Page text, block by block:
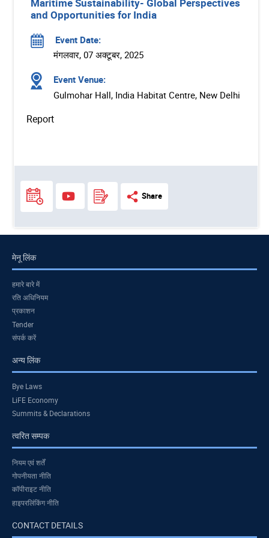
and Opportunities for India
Event Date:
मंगलवार, 07 अक्टूबर, 2025
Event Venue:
Gulmohar Hall, India Habitat Centre, New Delhi
Report
Share
मेनू लिंक
हमारे बारे में
रति अधिनियम
प्रकाशन
Tender
संपर्क करें
अन्य लिंक
Bye Laws
LiFE Economy
Summits & Declarations
त्वरित सम्पक
नियम एवं शर्तें
गोपनीयता नीति
कॉपीराइट नीति
हाइपरलिंकिंग नीति
CONTACT DETAILS